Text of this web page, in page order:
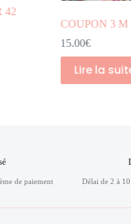
COUPON 3
15.00€
Lire la
de paiement
Délai de 2 à